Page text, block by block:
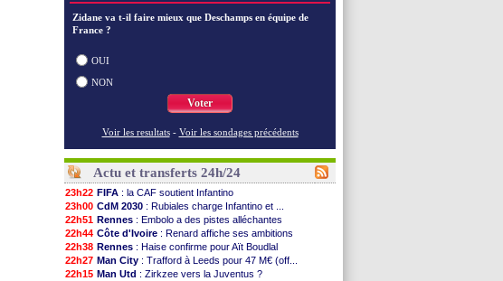
Zidane va t-il faire mieux que Deschamps en équipe de
France ?
OUI
NON
Voter
Voir les resultats - Voir les sondages précédents
Actu et transferts 24h/24
23h22 FIFA : la CAF soutient Infantino
23h00 CdM 2030 : Rubiales charge Infantino et ...
22h51 Rennes : Embolo a des pistes alléchantes
22h44 Côte d'Ivoire : Renard affiche ses ambitions
22h38 Rennes : Haise confirme pour Aït Boudlal
22h27 Man City : Trafford à Leeds pour 47 M€ (off...
22h15 Man Utd : Zirkzee vers la Juventus ?